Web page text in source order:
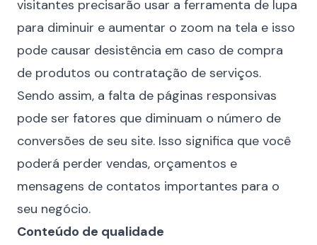
visitantes precisarão usar a ferramenta de lupa
para diminuir e aumentar o zoom na tela e isso
pode causar desistência em caso de compra
de produtos ou contratação de serviços.
Sendo assim, a falta de páginas responsivas
pode ser fatores que diminuam o número de
conversões de seu site. Isso significa que você
poderá perder vendas, orçamentos e
mensagens de contatos importantes para o
seu negócio.
Conteúdo de qualidade